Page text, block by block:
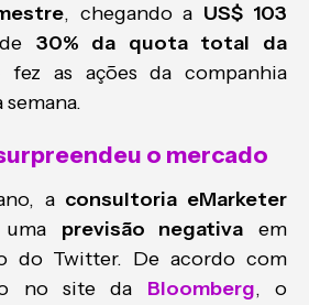
, chegando a US$ 103
30% da quota total da
as ações da companhia
o mercado
a consultoria eMarketer
previsão negativa em
do Twitter. De acordo com
no site da Bloomberg, o